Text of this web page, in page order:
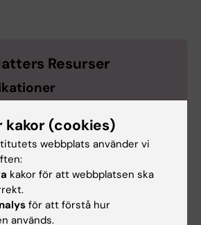
Resurser
Borell, L., & Rosenberg, L.
of the environment that
of home and belonging in
for older people
. Ageing
1-22.
Markings: Boundaries and
Care Units
kakor (cookies)
webbplats använder vi
kakor för att webbplatsen ska
för att förstå hur
används.